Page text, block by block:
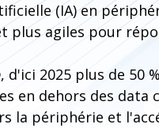
(IA) en
plus agiles pour
d'ici 2025 plus de 50
en dehors des data
la périphérie et